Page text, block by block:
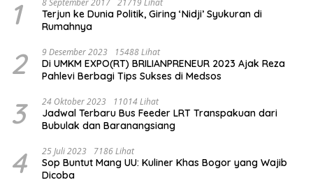
1
Terjun ke Dunia Politik, Giring ‘Nidji’ Syukuran di
Rumahnya
2 9 Desember 2023 15488 Lihat
Di UMKM EXPO(RT) BRILIANPRENEUR 2023 Ajak Reza
Pahlevi Berbagi Tips Sukses di Medsos
3 24 Oktober 2023 11014 Lihat
Jadwal Terbaru Bus Feeder LRT Transpakuan dari
Bubulak dan Baranangsiang
4 25 Juli 2023 7186 Lihat
Sop Buntut Mang UU: Kuliner Khas Bogor yang Wajib
Dicoba